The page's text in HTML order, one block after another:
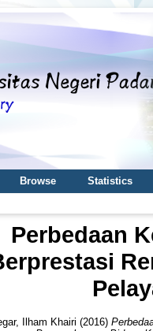
Browse
Statistics
Perbedaan
Ilham Khairi (2016)